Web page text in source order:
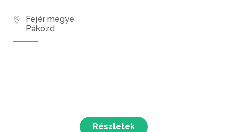
Fejér megye
Pákozd
Részletek